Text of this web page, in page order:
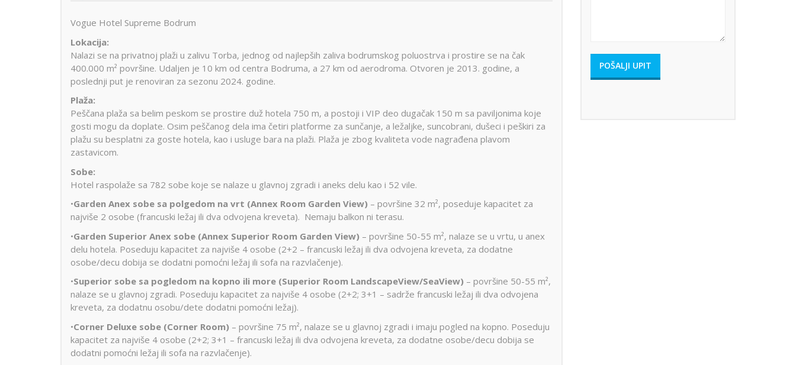
Vogue Hotel Supreme Bodrum
Lokacija:
Nalazi se na privatnoj plaži u zalivu Torba, jednog od najlepših zaliva bodrumskog poluostrva i prostire se na čak
400.000 m² površine. Udaljen je 10 km od centra Bodruma, a 27 km od aerodroma. Otvoren je 2013. godine, a
poslednji put je renoviran za sezonu 2024. godine.
Plaža:
Peščana plaža sa belim peskom se prostire duž hotela 750 m, a postoji i VIP deo dugačak 150 m sa paviljonima koje
gosti mogu da doplate. Osim peščanog dela ima četiri platforme za sunčanje, a ležaljke, suncobrani, dušeci i peškiri za
plažu su besplatni za goste hotela, kao i usluge bara na plaži. Plaža je zbog kvaliteta vode nagrađena plavom
zastavicom.
Sobe:
Hotel raspolaže sa 782 sobe koje se nalaze u glavnoj zgradi i aneks delu kao i 52 vile.
•Garden Anex sobe sa polgedom na vrt (Annex Room Garden View) – površine 32 m², poseduje kapacitet za
najviše 2 osobe (francuski ležaj ili dva odvojena kreveta). Nemaju balkon ni terasu.
•Garden Superior Anex sobe (Annex Superior Room Garden View) – površine 50-55 m², nalaze se u vrtu, u anex
delu hotela. Poseduju kapacitet za najviše 4 osobe (2+2 – francuski ležaj ili dva odvojena kreveta, za dodatne
osobe/decu dobija se dodatni pomoćni ležaj ili sofa na razvlačenje).
•Superior sobe sa pogledom na kopno ili more (Superior Room LandscapeView/SeaView) – površine 50-55 m²,
nalaze se u glavnoj zgradi. Poseduju kapacitet za najviše 4 osobe (2+2; 3+1 – sadrže francuski ležaj ili dva odvojena
kreveta, za dodatnu osobu/dete dodatni pomoćni ležaj).
•Corner Deluxe sobe (Corner Room) – površine 75 m², nalaze se u glavnoj zgradi i imaju pogled na kopno. Poseduju
kapacitet za najviše 4 osobe (2+2; 3+1 – francuski ležaj ili dva odvojena kreveta, za dodatne osobe/decu dobija se
dodatni pomoćni ležaj ili sofa na razvlačenje).